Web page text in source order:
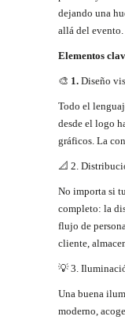
dejando una
allá del evento.
Elementos
🎨 1. Diseño
Todo el
desde el logo
gráficos. La
📐 2.
No importa si
completo: la
flujo de
cliente,
💡 3.
Una buena
moderno,